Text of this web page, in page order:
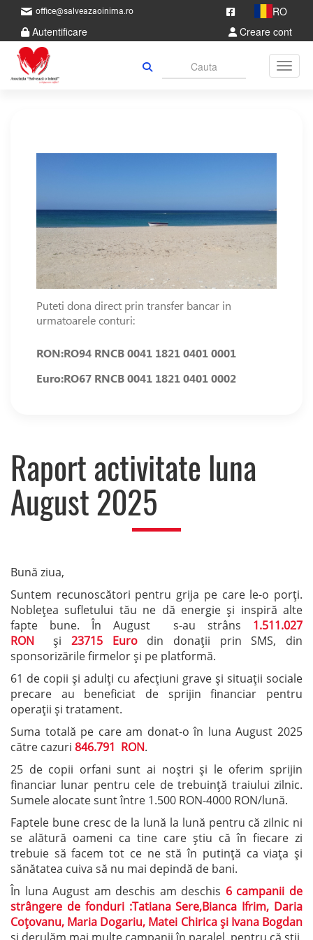
office@salveazaoinima.ro
RO
Autentificare
Creare cont
Puteti dona direct prin transfer bancar in
urmatoarele conturi:
RON:RO94 RNCB 0041 1821 0401 0001
Euro:RO67 RNCB 0041 1821 0401 0002
Raport activitate luna
August 2025
Bună ziua,
Suntem recunoscători pentru grija pe care le-o porți.
Noblețea sufletului tău ne dă energie și inspiră alte
fapte bune. În August s-au strâns 1.511.027
RON și 23715 Euro din donații prin SMS, din
sponsorizările firmelor și pe platformă.
61 de copii și adulți cu afecțiuni grave și situații sociale
precare au beneficiat de sprijin financiar pentru
operații și tratament.
Suma totală pe care am donat-o în luna August 2025
către cazuri 846.791 RON.
25 de copii orfani sunt ai noștri și le oferim sprijin
financiar lunar pentru cele de trebuință traiului zilnic.
Sumele alocate sunt între 1.500 RON-4000 RON/lună.
Faptele bune cresc de la lună la lună pentru că zilnic ni
se alătură oameni ca tine care știu că în fiecare zi
trebuie să facem tot ce ne stă în putință ca viața și
sănătatea cuiva să nu mai depindă de bani.
În luna August am deschis am deschis 6 campanii de
strângere de fonduri :Tatiana Sere,Bianca Ifrim, Daria
Coțovanu, Maria Dogariu, Matei Chirica și Ivana Bogdan
și derulăm mai multe campanii în paralel, pentru că știi,